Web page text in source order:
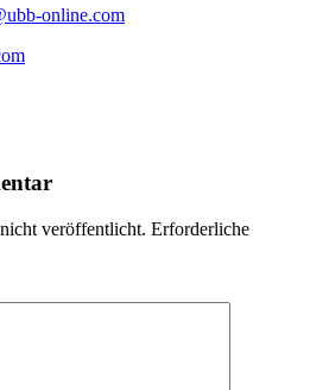
online.com
veröffentlicht. Erforderliche